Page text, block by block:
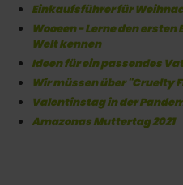
Einkaufsführer für
Wooeen - Lerne den
Welt kennen
Ideen für ein passendes
Wir müssen über "Cruelty
Valentinstag in der
Amazonas Muttertag 2021